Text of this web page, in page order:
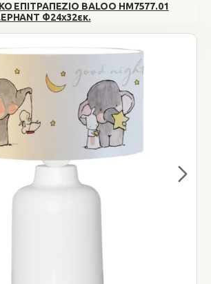
ΕΠΙΤΡΑΠΕΖΙΟ BALOO HM7577.01
Φ24x32εκ.